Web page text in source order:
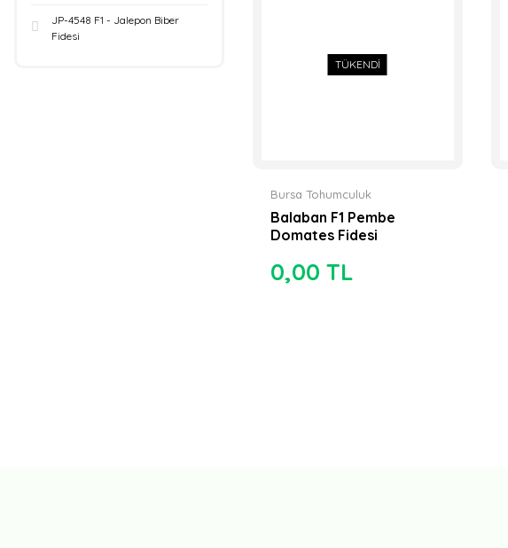
JP-4548 F1 - Jalepon Biber
Fidesi
TÜKENDİ
Bursa Tohumculuk
Balaban F1 Pembe
Domates Fidesi
0,00 TL